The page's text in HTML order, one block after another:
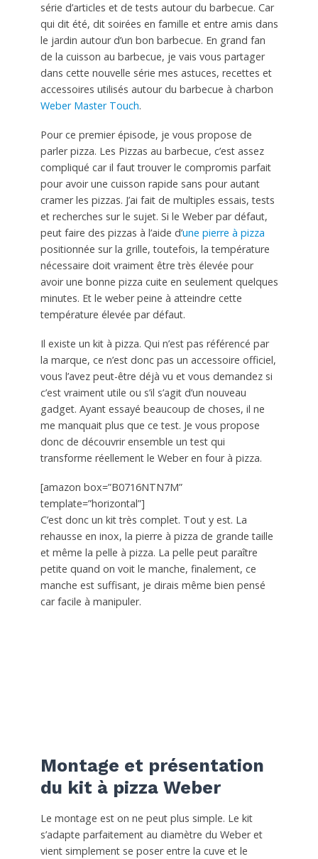
série d’articles et de tests autour du barbecue. Car
qui dit été, dit soirées en famille et entre amis dans
le jardin autour d’un bon barbecue. En grand fan
de la cuisson au barbecue, je vais vous partager
dans cette nouvelle série mes astuces, recettes et
accessoires utilisés autour du barbecue à charbon
Weber Master Touch.
Pour ce premier épisode, je vous propose de
parler pizza. Les Pizzas au barbecue, c’est assez
compliqué car il faut trouver le compromis parfait
pour avoir une cuisson rapide sans pour autant
cramer les pizzas. J’ai fait de multiples essais, tests
et recherches sur le sujet. Si le Weber par défaut,
peut faire des pizzas à l’aide d’une pierre à pizza
positionnée sur la grille, toutefois, la température
nécessaire doit vraiment être très élevée pour
avoir une bonne pizza cuite en seulement quelques
minutes. Et le weber peine à atteindre cette
température élevée par défaut.
Il existe un kit à pizza. Qui n’est pas référencé par
la marque, ce n’est donc pas un accessoire officiel,
vous l’avez peut-être déjà vu et vous demandez si
c’est vraiment utile ou s’il s’agit d’un nouveau
gadget. Ayant essayé beaucoup de choses, il ne
me manquait plus que ce test. Je vous propose
donc de découvrir ensemble un test qui
transforme réellement le Weber en four à pizza.
[amazon box=”B0716NTN7M”
template=”horizontal”]
C’est donc un kit très complet. Tout y est. La
rehausse en inox, la pierre à pizza de grande taille
et même la pelle à pizza. La pelle peut paraître
petite quand on voit le manche, finalement, ce
manche est suffisant, je dirais même bien pensé
car facile à manipuler.
Montage et présentation
du kit à pizza Weber
Le montage est on ne peut plus simple. Le kit
s’adapte parfaitement au diamètre du Weber et
vient simplement se poser entre la cuve et le